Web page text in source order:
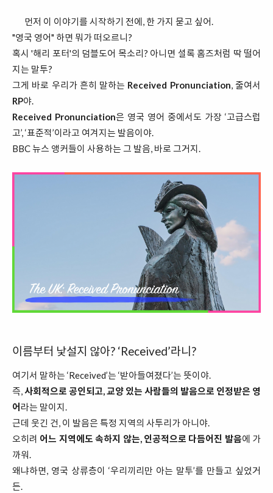
먼저 이 이야기를 시작하기 전에, 한 가지 묻고 싶어.
"영국 영어" 하면 뭐가 떠오르니?
혹시 '해리 포터'의 덤블도어 목소리? 아니면 셜록 홈즈처럼 딱 떨어
지는 말투?
그게 바로 우리가 흔히 말하는 Received Pronunciation, 줄여서
RP야.
Received Pronunciation은 영국 영어 중에서도 가장 ‘고급스럽
고’, ‘표준적’이라고 여겨지는 발음이야.
BBC 뉴스 앵커들이 사용하는 그 발음, 바로 그거지.
이름부터 낯설지 않아? ‘Received’라니?
여기서 말하는 ‘Received’는 ‘받아들여졌다’는 뜻이야.
즉,사회적으로 공인되고, 교양 있는 사람들의 발음으로 인정받은 영
어라는 말이지.
근데 웃긴 건, 이 발음은 특정 지역의 사투리가 아니야.
오히려 어느 지역에도 속하지 않는, 인공적으로 다듬어진 발음에 가
까워.
왜냐하면, 영국 상류층이 ‘우리끼리만 아는 말투’를 만들고 싶었거
든.